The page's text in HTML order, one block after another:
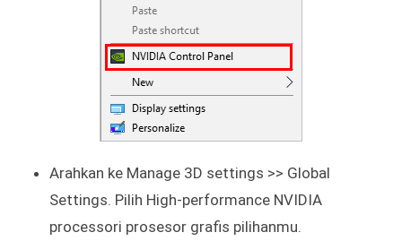
Arahkan ke Manage 3D settings >> Global
Settings. Pilih High-performance NVIDIA
processori prosesor grafis pilihanmu.